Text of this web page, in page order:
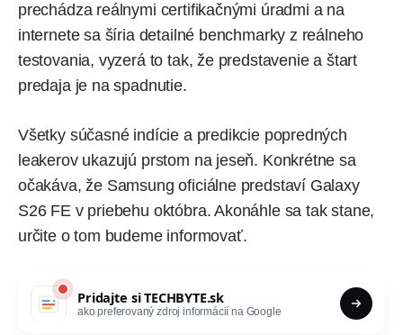
prechádza reálnymi certifikačnými úradmi a na
internete sa šíria detailné benchmarky z reálneho
testovania, vyzerá to tak, že predstavenie a štart
predaja je na spadnutie.
Všetky súčasné indície a predikcie popredných
leakerov ukazujú prstom na jeseň. Konkrétne sa
očakáva, že Samsung oficiálne predstaví Galaxy
S26 FE v priebehu októbra. Akonáhle sa tak stane,
určite o tom budeme informovať.
Pridajte siTECHBYTE.sk
ako preferovaný zdroj informácií na Google